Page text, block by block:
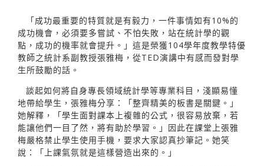
「成功最重要的特質就是有毅力，一件事情如有10%的
成功機會，必須要多嘗試、不怕失敗，站在統計學的觀
點，成功的機率就會提升。」這是榮獲104學年度教學特優
教師之統計系副教授張雅梅，從TED演講中有感而發對學
生所鼓勵的話。
談起如何將自身專長領域統計學等專業科目，淺顯易懂
地帶給學生，張雅梅分享：「整齊精美的板書是關鍵。」
她解釋，「學生面對課本上複雜的公式，很容易放棄，若
能讓他們一目了然，將有助於學習。」因此在課堂上張雅
梅嚴格禁止學生使用手機，要求大家認真抄筆記。她笑
說：「上課氣氛就是這樣營造出來的。」